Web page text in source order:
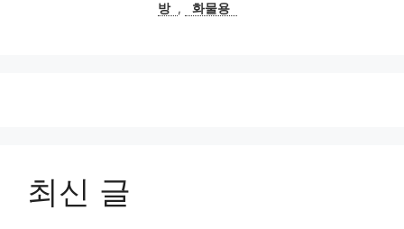
방 , 화물용
최신 글